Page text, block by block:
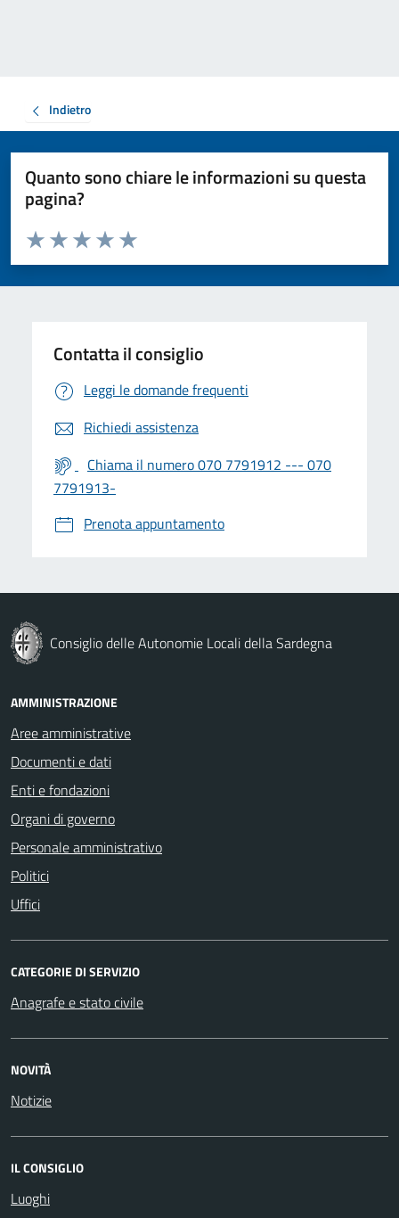
Indietro
Quanto sono chiare le informazioni su questa
pagina?
Valuta da 1 a 5 stelle la pagina
Valuta 5 stelle su 5
Valuta 4 stelle su 5
Valuta 3 stelle su 5
Valuta 2 stelle su 5
Valuta 1 stelle su 5
Contatta il consiglio
Leggi le domande frequenti
Richiedi assistenza
Chiama il numero 070 7791912 --- 070
7791913-
Prenota appuntamento
Consiglio delle Autonomie Locali della Sardegna
AMMINISTRAZIONE
Aree amministrative
Documenti e dati
Enti e fondazioni
Organi di governo
Personale amministrativo
Politici
Uffici
CATEGORIE DI SERVIZIO
Anagrafe e stato civile
NOVITÀ
Notizie
IL CONSIGLIO
Luoghi